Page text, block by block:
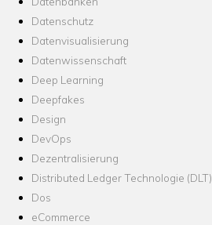
Datenschutz
Datenvisualisierung
Datenwissenschaft
Deep Learning
Deepfakes
Design
DevOps
Dezentralisierung
Distributed Ledger Technologie (DLT)
Dos
eCommerce